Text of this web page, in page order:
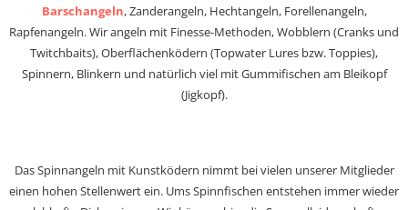
Barschangeln, Zanderangeln, Hechtangeln, Forellenangeln,
Rapfenangeln. Wir angeln mit Finesse-Methoden, Wobblern (Cranks und
Twitchbaits), Oberflächenködern (Topwater Lures bzw. Toppies),
Spinnern, Blinkern und natürlich viel mit Gummifischen am Bleikopf
(Jigkopf).
Das Spinnangeln mit Kunstködern nimmt bei vielen unserer Mitglieder
einen hohen Stellenwert ein. Ums Spinnfischen entstehen immer wieder